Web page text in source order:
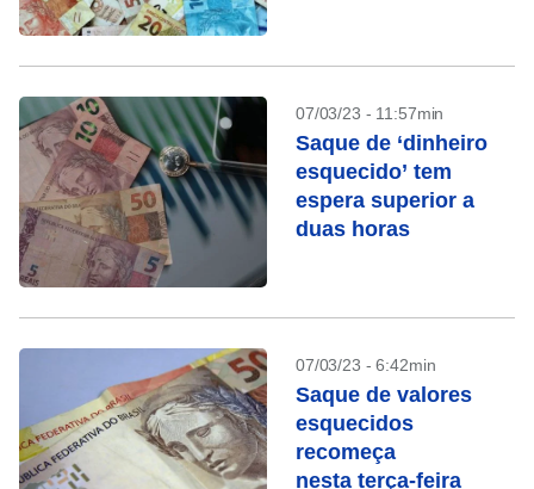
07/03/23 - 11:57min
Saque de ‘dinheiro
esquecido’ tem
espera superior a
duas horas
07/03/23 - 6:42min
Saque de valores
esquecidos
recomeça
nesta terça-feira